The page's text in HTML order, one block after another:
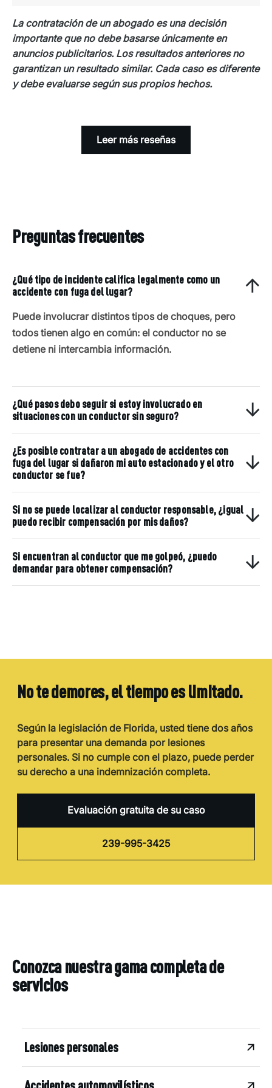
La contratación de un abogado es una decisión
importante que no debe basarse únicamente en
anuncios publicitarios. Los resultados anteriores no
garantizan un resultado similar. Cada caso es diferente
y debe evaluarse según sus propios hechos.
Leer más reseñas
Preguntas frecuentes
¿Qué tipo de incidente califica legalmente como un
accidente con fuga del lugar?
Puede involucrar distintos tipos de choques, pero
todos tienen algo en común: el conductor no se
detiene ni intercambia información.
¿Qué pasos debo seguir si estoy involucrado en
situaciones con un conductor sin seguro?
¿Es posible contratar a un abogado de accidentes con
fuga del lugar si dañaron mi auto estacionado y el otro
conductor se fue?
Si no se puede localizar al conductor responsable, ¿igual
puedo recibir compensación por mis daños?
Si encuentran al conductor que me golpeó, ¿puedo
demandar para obtener compensación?
No te demores, el tiempo es limitado.
Según la legislación de Florida, usted tiene dos años
para presentar una demanda por lesiones
personales. Si no cumple con el plazo, puede perder
su derecho a una indemnización completa.
Evaluación gratuita de su caso
239-995-3425
Conozca nuestra gama completa de
servicios
Lesiones personales